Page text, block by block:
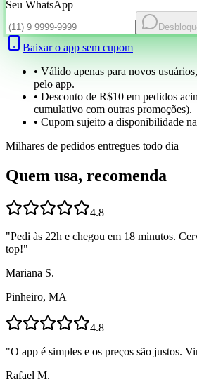
Seu WhatsApp
Baixar o app sem cupom
• Válido apenas para novos
pelo app.
• Desconto de R$10 em pedidos
cumulativo com outras promoções).
• Cupom sujeito a disponibilidade
Milhares de pedidos entregues todo dia
Quem usa, recomenda
4.8
"Pedi às 22h e chegou em 18 minutos.
top!"
Mariana S.
Pinheiro, MA
4.8
"O app é simples e os preços são justos.
Rafael M.